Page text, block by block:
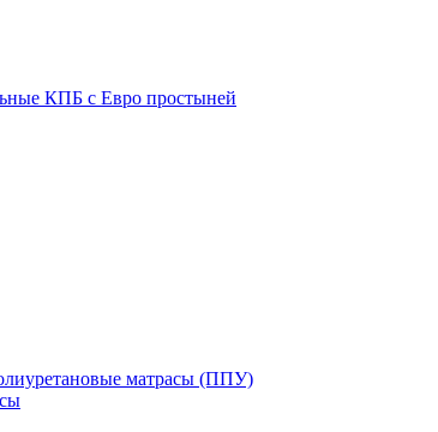
КПБ с Евро простыней
матрасы (ППУ)